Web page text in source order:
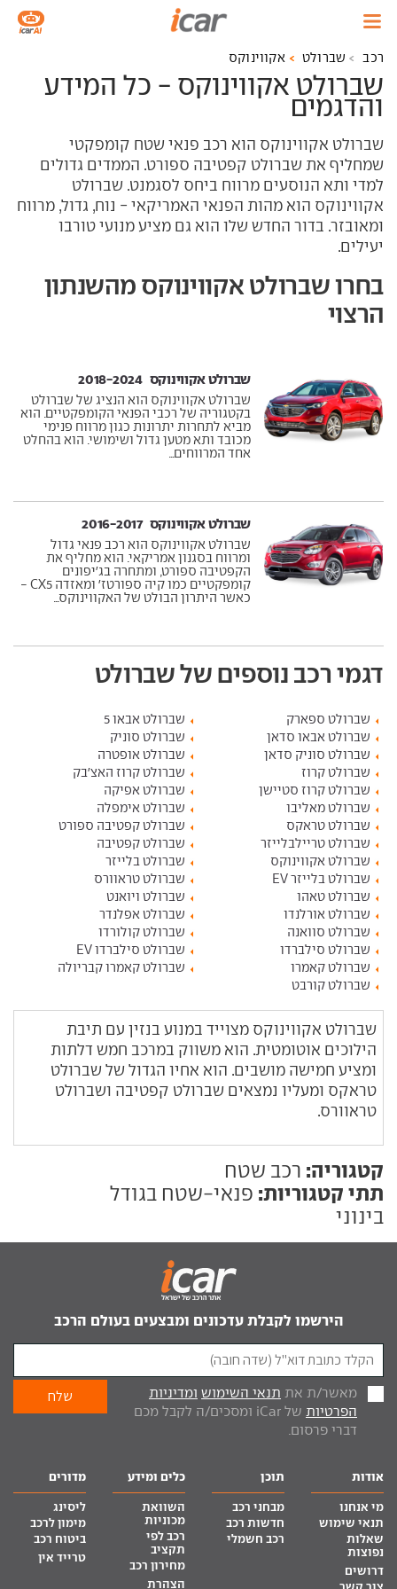
רכב שברולט אקווינוקס
שברולט אקווינוקס - כל המידע
והדגמים
שברולט אקווינוקס הוא רכב פנאי שטח קומפקטי
שמחליף את שברולט קפטיבה ספורט. הממדים גדולים
למדי ותא הנוסעים מרווח ביחס לסגמנט. שברולט
אקווינוקס הוא מהות הפנאי האמריקאי - נוח, גדול, מרווח
ומאובזר. בדור החדש שלו הוא גם מציע מנועי טורבו
יעילים.
בחרו שברולט אקווינוקס מהשנתון
הרצוי
שברולט אקווינוקס ‏ 2018-2024
שברולט אקווינוקס הוא הנציג של שברולט
בקטגוריה של רכבי הפנאי הקומפקטיים. הוא
מביא לתחרות יתרונות כגון מרווח פנימי
מכובד ותא מטען גדול ושימושי. הוא בהחלט
אחד המרווחים...
שברולט אקווינוקס ‏ 2016-2017
שברולט אקווינוקס הוא רכב פנאי גדול
ומרווח בסגנון אמריקאי. הוא מחליף את
הקפטיבה ספורט, ומתחרה בג'יפונים
קומפקטיים כמו קיה ספורטז' ומאזדה CX5 -
כאשר היתרון הבולט של האקווינוקס...
דגמי רכב נוספים של שברולט
שברולט ספארק
שברולט אבאו 5
שברולט אבאו סדאן
שברולט סוניק
שברולט סוניק סדאן
שברולט אופטרה
שברולט קרוז
שברולט קרוז האצ'בק
שברולט קרוז סטיישן
שברולט אפיקה
שברולט מאליבו
שברולט אימפלה
שברולט טראקס
שברולט קפטיבה ספורט
שברולט טריילבלייזר
שברולט קפטיבה
שברולט אקווינוקס
שברולט בלייזר
שברולט בלייזר EV
שברולט טראוורס
שברולט טאהו
שברולט ויואנט
שברולט אורלנדו
שברולט אפלנדר
שברולט סוואנה
שברולט קולורדו
שברולט סילברדו
שברולט סילברדו EV
שברולט קאמרו
שברולט קאמרו קבריולה
שברולט קורבט
שברולט אקווינוקס מצוייד במנוע בנזין עם תיבת
הילוכים אוטומטית. הוא משווק במרכב חמש דלתות
ומציע חמישה מושבים. הוא אחיו הגדול של שברולט
טראקס ומעליו נמצאים שברולט קפטיבה ושברולט
טראוורס.
קטגוריה: רכב שטח
תתי קטגוריות: פנאי-שטח בגודל
בינוני
הירשמו לקבלת עדכונים ומבצעים בעולם הרכב
מאשר/ת את תנאי השימוש ומדיניות
הפרטיות
של iCar ומסכים/ה לקבל מכם
דברי פרסום.
אודות
מי אנחנו
תנאי שימוש
שאלות
נפוצות
דרושים
תוכן
מבחני רכב
חדשות רכב
רכב חשמלי
כלים ומידע
השוואת
מכוניות
רכב לפי
תקציב
מחירון רכב
הצהרת
מדורים
ליסינג
מימון לרכב
ביטוח רכב
טרייד אין